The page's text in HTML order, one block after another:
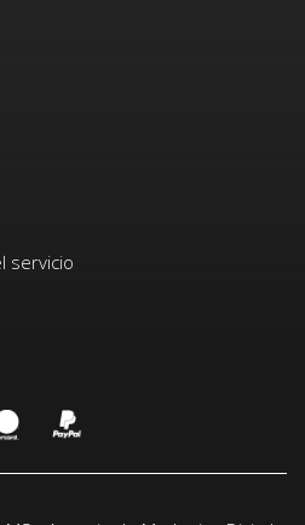
servicio